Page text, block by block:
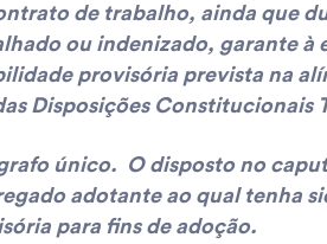
de trabalho, ainda que
ou indenizado, garante à
provisória prevista na
Disposições Constitucionais
único. O disposto no caput
adotante ao qual tenha
para fins de adoção.